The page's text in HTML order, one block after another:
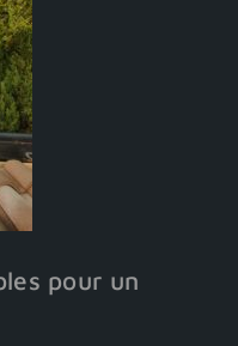
pour un